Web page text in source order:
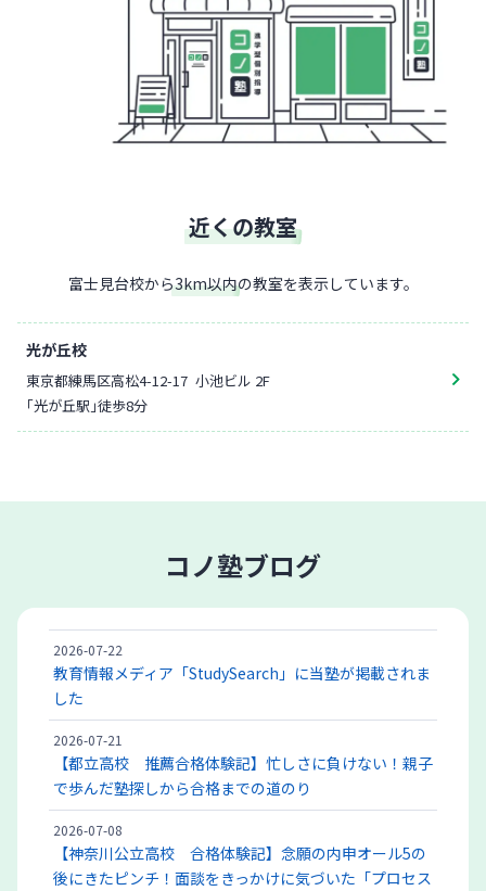
近くの教室
富士見台校から3km以内の教室を表示しています。
光が丘校
東京都練馬区高松4-12-17 小池ビル 2F
「光が丘駅」徒歩8分
コノ塾ブログ
2026-07-22
教育情報メディア「StudySearch」に当塾が掲載されま
した
2026-07-21
【都立高校 推薦合格体験記】忙しさに負けない！親子
で歩んだ塾探しから合格までの道のり
2026-07-08
【神奈川公立高校 合格体験記】念願の内申オール5の
後にきたピンチ！面談をきっかけに気づいた「プロセス